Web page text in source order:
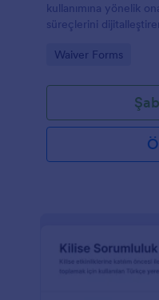
kullanımına yönelik
süreçlerini
düzenli biçimde
Go to Category:
Waiver Forms